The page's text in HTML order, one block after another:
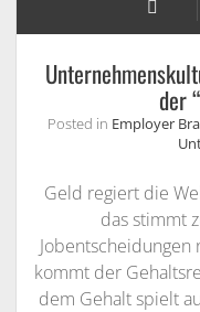
der
Posted in Employer
Geld regiert die
das stimmt
Jobentscheidungen
kommt der
dem Gehalt spielt